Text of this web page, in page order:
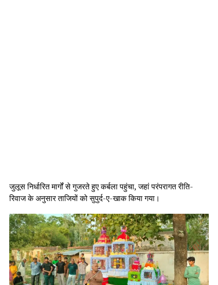
जुलूस निर्धारित मार्गों से गुजरते हुए कर्बला पहुंचा, जहां परंपरागत रीति-
रिवाज के अनुसार ताजियों को सुपुर्द-ए-खाक किया गया।